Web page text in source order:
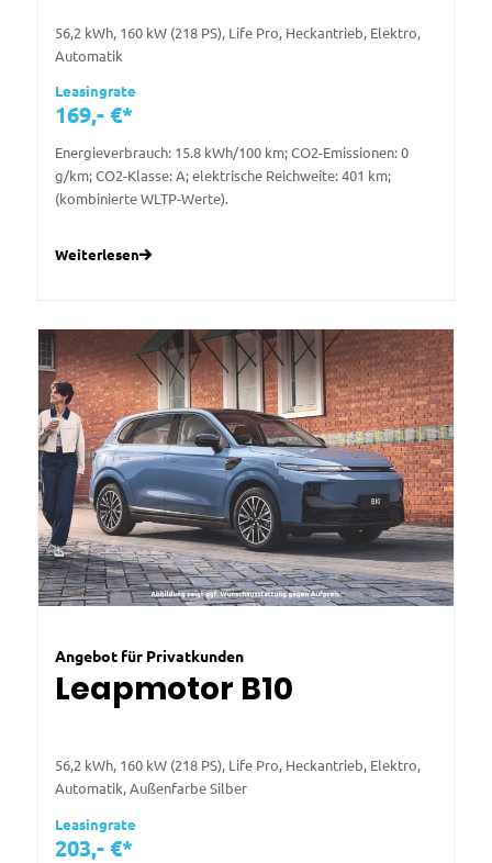
56,2 kWh, 160 kW (218 PS), Life Pro, Heckantrieb, Elektro,
Automatik
Leasingrate
169,- €*
Energieverbrauch: 15.8 kWh/100 km; CO2-Emissionen: 0
g/km; CO2-Klasse: A; elektrische Reichweite: 401 km;
(kombinierte WLTP-Werte).
Weiterlesen
Angebot für Privatkunden
Leapmotor B10
56,2 kWh, 160 kW (218 PS), Life Pro, Heckantrieb, Elektro,
Automatik, Außenfarbe Silber
Leasingrate
203,- €*